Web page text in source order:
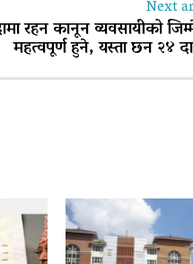
Next
रहन कानून व्यवसायीको
महत्वपूर्ण हुने, यस्ता छन २४